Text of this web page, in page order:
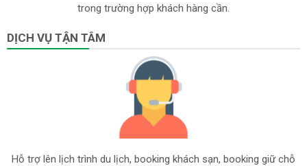
trong trường hợp khách hàng cần.
DỊCH VỤ TẬN TÂM
Hỗ trợ lên lịch trình du lịch, booking khách sạn, booking giữ chỗ